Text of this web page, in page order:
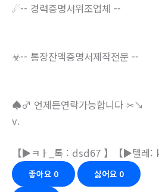
☄-- 경력증명서위조업체 --
☣-- 통장잔액증명서제작전문 --
♠♂ 언제든연락가능합니다 ✂↘
v.
【▶ㅋㅏ_톡 : dsd67 】【▶텔레:
좋아요 0 싫어요 0